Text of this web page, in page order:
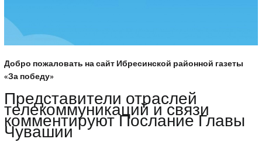
Добро пожаловать на сайт Ибресинской районной газеты
«За победу»
Представители отраслей
телекоммуникаций и связи
комментируют Послание Главы
Чувашии